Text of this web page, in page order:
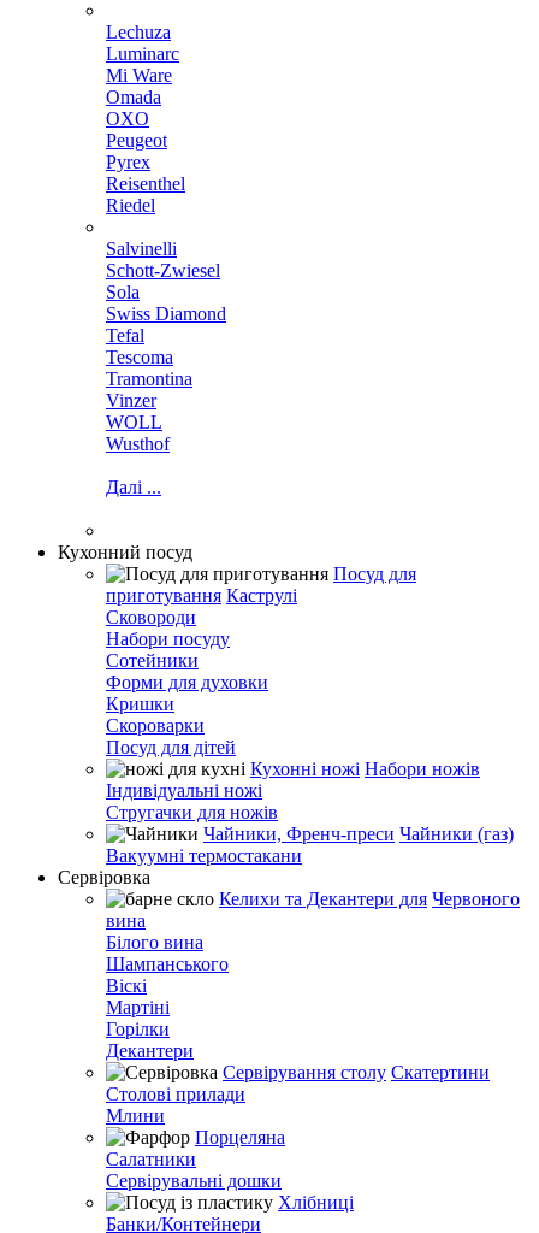
Lechuza
Luminarc
Mi Ware
Omada
OXO
Peugeot
Pyrex
Reisenthel
Riedel
Salvinelli
Schott-Zwiesel
Sola
Swiss Diamond
Tefal
Tescoma
Tramontina
Vinzer
WOLL
Wusthof
Далі ...
Кухонний посуд
Посуд для
приготування Каструлі
Сковороди
Набори посуду
Сотейники
Форми для духовки
Кришки
Скороварки
Посуд для дітей
Кухонні ножі Набори ножів
Індивідуальні ножі
Стругачки для ножів
Чайники, Френч-преси Чайники (газ)
Вакуумні термостакани
Сервіровка
Келихи та Декантери для Червоного
вина
Білого вина
Шампанського
Віскі
Мартіні
Горілки
Декантери
Сервірування столу Скатертини
Столові прилади
Млини
Порцеляна
Салатники
Сервірувальні дошки
Хлібниці
Банки/Контейнери